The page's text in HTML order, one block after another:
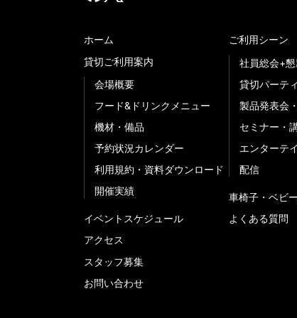
ホーム
貸切ご利用案内
会場概要
フード&ドリンクメニュー
機材・備品
予約状況カレンダー
利用規約・資料ダウンロード
開催実績
イベントスケジュール
アクセス
スタッフ募集
お問い合わせ
ご利用シーン
社員総会+
貸切パーテ
製品発表会
セミナー・
エンターテ
配信
車椅子・ベビ
よくある質問